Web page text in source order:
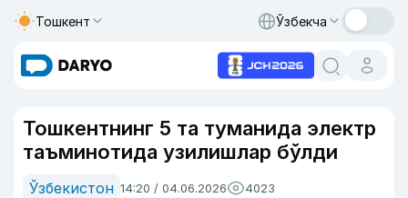
Тошкент Ўзбекча
Тошкентнинг 5 та туманида электр
таъминотида узилишлар бўлди
Ўзбекистон 14:20 / 04.06.2026 4023